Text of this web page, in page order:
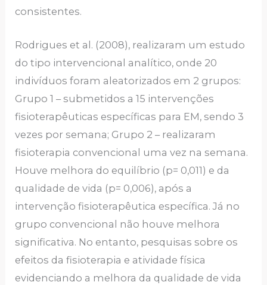
consistentes.
Rodrigues et al. (2008), realizaram um estudo
do tipo intervencional analítico, onde 20
indivíduos foram aleatorizados em 2 grupos:
Grupo 1 – submetidos a 15 intervenções
fisioterapêuticas específicas para EM, sendo 3
vezes por semana; Grupo 2 – realizaram
fisioterapia convencional uma vez na semana.
Houve melhora do equilíbrio (p= 0,011) e da
qualidade de vida (p= 0,006), após a
intervenção fisioterapêutica específica. Já no
grupo convencional não houve melhora
significativa. No entanto, pesquisas sobre os
efeitos da fisioterapia e atividade física
evidenciando a melhora da qualidade de vida